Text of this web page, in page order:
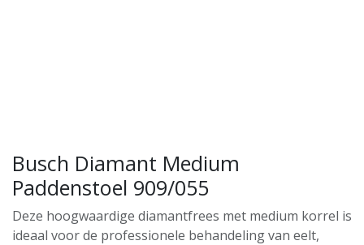
Busch Diamant Medium
Paddenstoel 909/055
Deze hoogwaardige diamantfrees met medium korrel is
ideaal voor de professionele behandeling van eelt,